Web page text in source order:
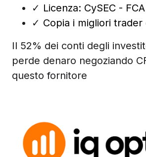
✓ Licenza: CySEC -
✓ Copia i migliori
Il 52% dei conti degli
perde denaro negoziando
questo fornitore